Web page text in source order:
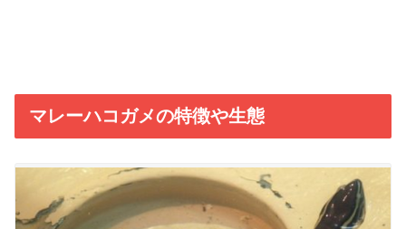
マレーハコガメの特徴や生態